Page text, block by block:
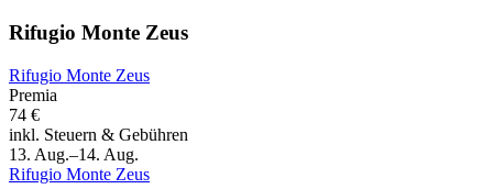
Rifugio Monte Zeus
Rifugio Monte Zeus
Premia
74 €
inkl. Steuern & Gebühren
13. Aug.–14. Aug.
Rifugio Monte Zeus